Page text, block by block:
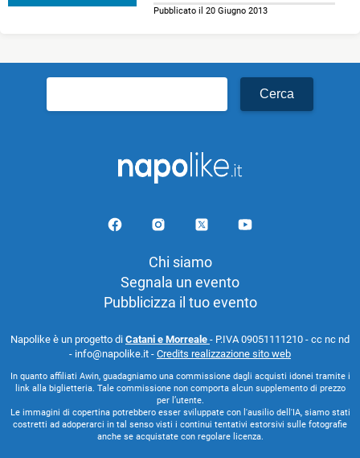
Pubblicato il 20 Giugno 2013
per:
Chi siamo
Segnala un evento
Pubblicizza il tuo evento
Napolike è un progetto di Catani e Morreale - P.IVA 09051111210 - cc nc nd
- info@napolike.it - Credits realizzazione sito web
In quanto affiliati Awin, guadagniamo una commissione dagli acquisti idonei tramite i
link alla biglietteria. Tale commissione non comporta alcun supplemento di prezzo
per l’utente.
Le immagini di copertina potrebbero esser sviluppate con l'ausilio dell'IA, siamo stati
costretti ad adoperarci in tal senso visti i continui tentativi estorsivi sulle fotografie
anche se acquistate con regolare licenza.